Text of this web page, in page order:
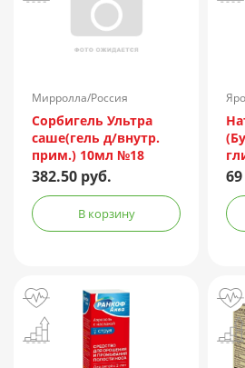
Мирролла/Россия
Сорбигель Ультра
саше(гель д/внутр.
прим.) 10мл №18
382.50 руб.
В корзину